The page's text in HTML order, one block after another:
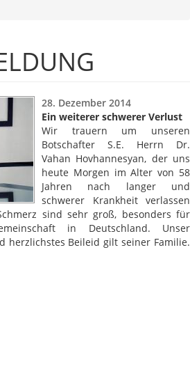
28. Dezember 2014
Ein weiterer schwerer Verlust
Wir trauern um unseren
Botschafter S.E. Herrn Dr.
Vahan Hovhannesyan, der uns
heute Morgen im Alter von 58
Jahren nach langer und
schwerer Krankheit verlassen
sind sehr groß, besonders für
in Deutschland. Unser
herzlichstes Beileid gilt seiner Familie.